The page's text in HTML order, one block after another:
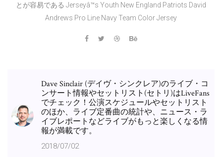
とが容易である Jerseyâ™s Youth New England Patriots David
Andrews Pro Line Navy Team Color Jersey
Dave Sinclair (デイヴ・シンクレア)のライブ・コ
ンサート情報やセットリスト(セトリ)はLiveFans
でチェック！公演スケジュールやセットリスト
のほか、ライブ定番曲の統計や、ニュース・ラ
イブレポートなどライブがもっと楽しくなる情
報が満載です。
2018/07/02